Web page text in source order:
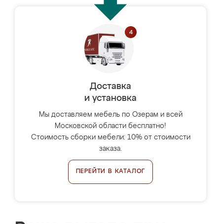
Доставка
и установка
Мы доставляем мебель по Озерам и всей
Московской области бесплатно!
Стоимость сборки мебели: 10% от стоимости
заказа.
ПЕРЕЙТИ В КАТАЛОГ